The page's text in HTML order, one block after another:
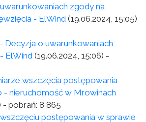
zgody na
- ElWind (19.06.2024, 15:05)
- Decyzja o uwarunkowaniach
ElWind (19.06.2024, 15:06) -
wszczęcia postępowania
- nieruchomość w Mrowinach
- pobrań: 8 865
postępowania w sprawie